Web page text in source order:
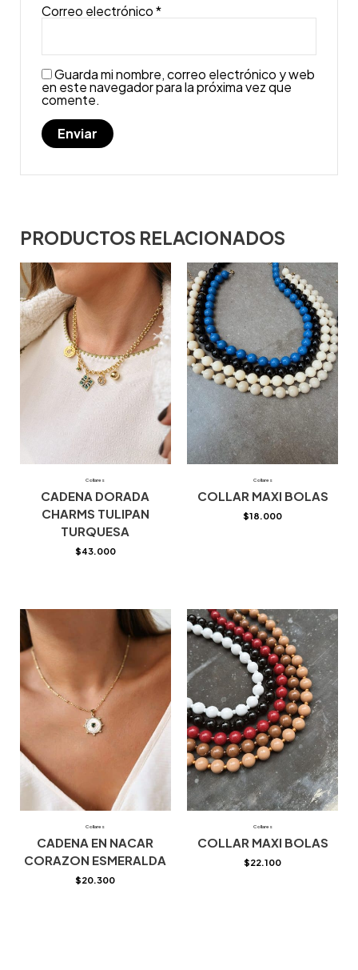
Correo electrónico*
Guarda mi nombre, correo electrónico y web
en este navegador para la próxima vez que
comente.
PRODUCTOS RELACIONADOS
Collares
CADENA DORADA
CHARMS TULIPAN
TURQUESA
$43.000
Collares
COLLAR MAXI BOLAS
$18.000
Collares
CADENA EN NACAR
CORAZON ESMERALDA
$20.300
Collares
COLLAR MAXI BOLAS
$22.100